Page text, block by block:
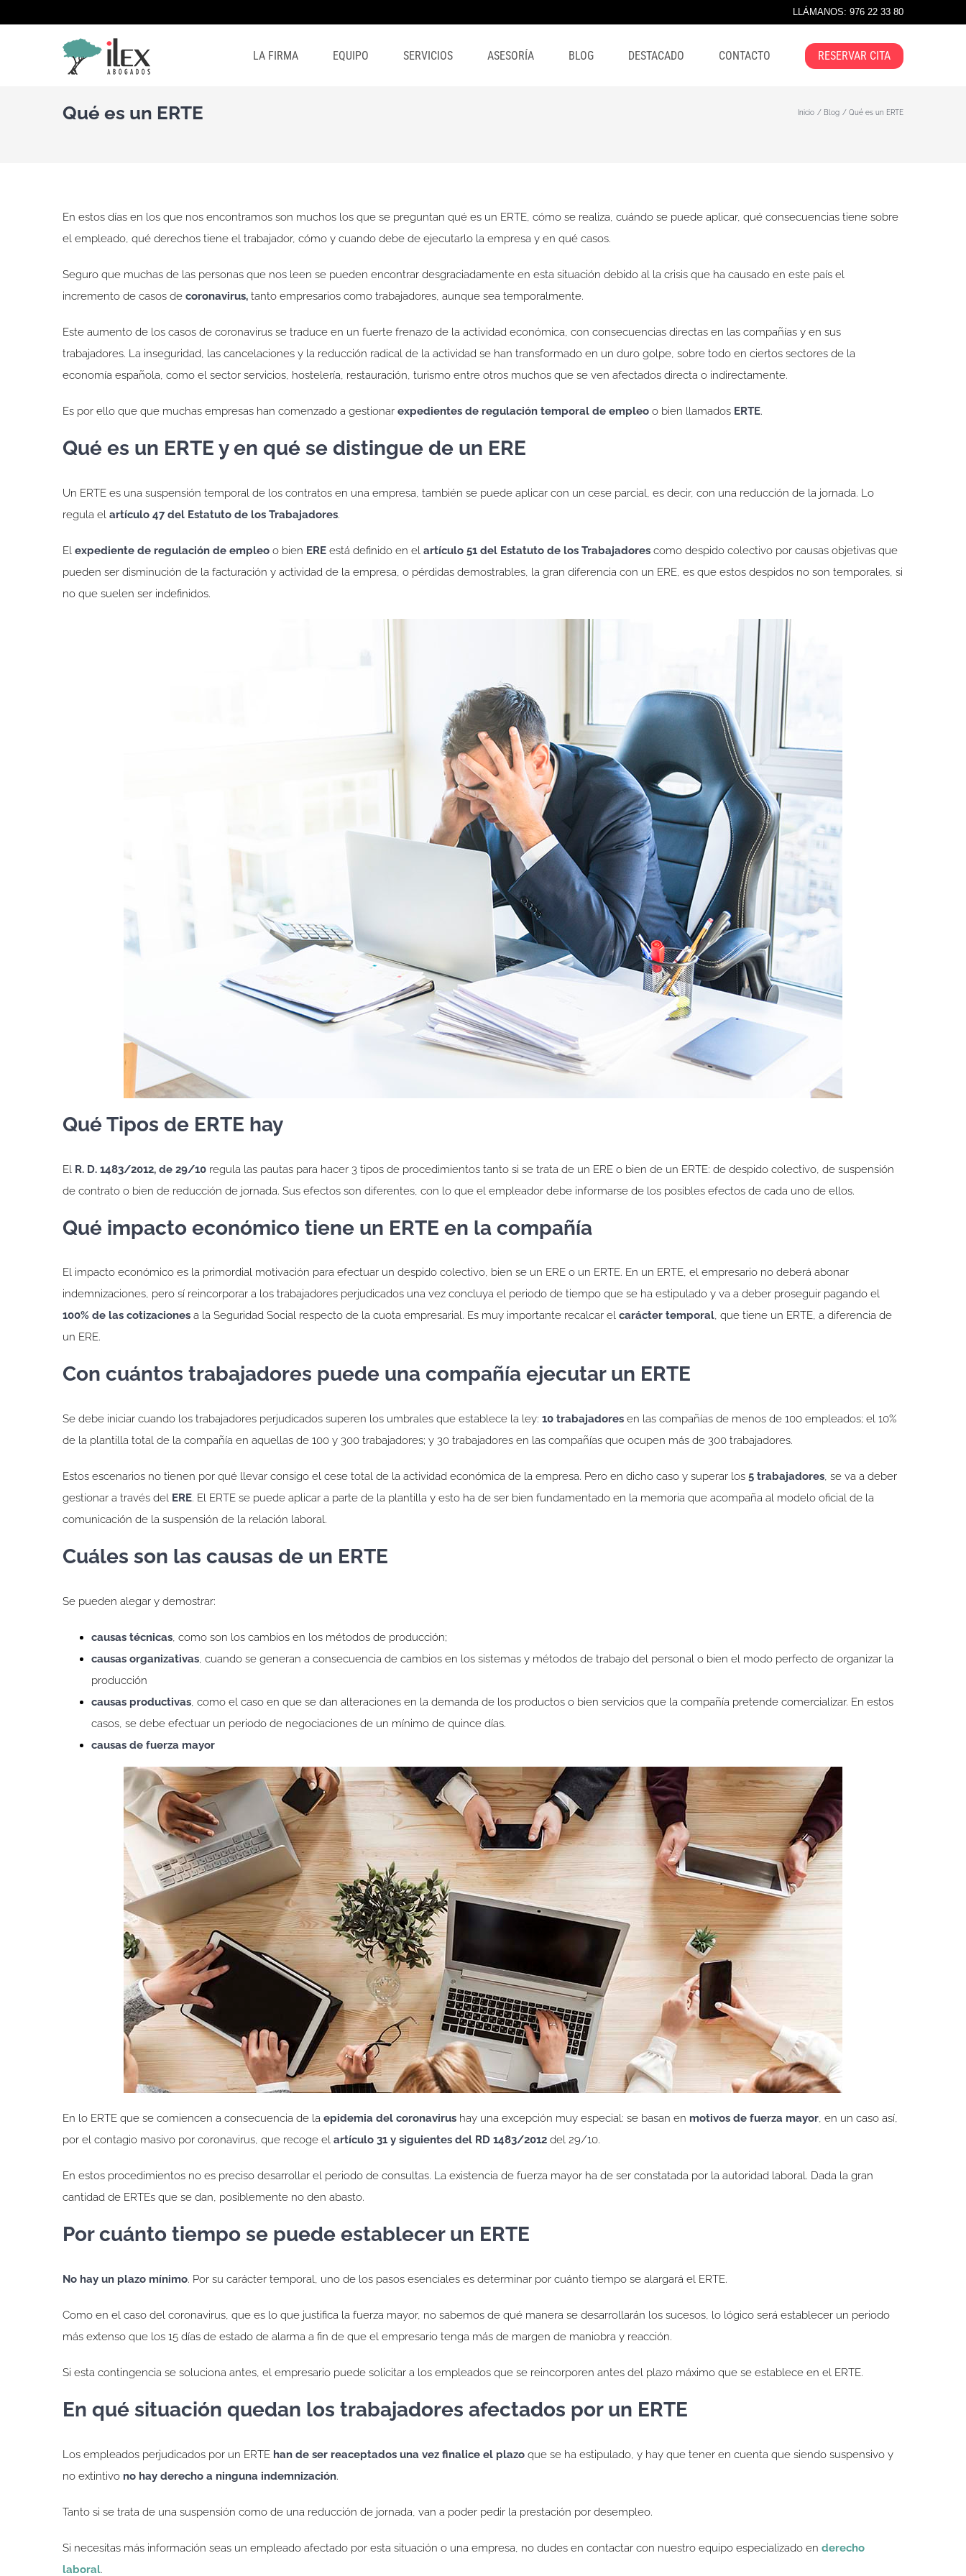
LLÁMANOS: 976 22 33 80
LA FIRMA EQUIPO SERVICIOS ASESORÍA BLOG DESTACADO CONTACTO RESERVAR CITA
Qué es un ERTE Inicio Blog Qué es un ERTE
En estos días en los que nos encontramos son muchos los que se preguntan qué es un ERTE, cómo se realiza, cuándo se puede aplicar, qué consecuencias tiene sobre
el empleado, qué derechos tiene el trabajador, cómo y cuando debe de ejecutarlo la empresa y en qué casos.
Seguro que muchas de las personas que nos leen se pueden encontrar desgraciadamente en esta situación debido al la crisis que ha causado en este país el
incremento de casos de coronavirus, tanto empresarios como trabajadores, aunque sea temporalmente.
Este aumento de los casos de coronavirus se traduce en un fuerte frenazo de la actividad económica, con consecuencias directas en las compañías y en sus
trabajadores. La inseguridad, las cancelaciones y la reducción radical de la actividad se han transformado en un duro golpe, sobre todo en ciertos sectores de la
economía española, como el sector servicios, hostelería, restauración, turismo entre otros muchos que se ven afectados directa o indirectamente.
Es por ello que que muchas empresas han comenzado a gestionar expedientes de regulación temporal de empleo o bien llamados ERTE.
Qué es un ERTE y en qué se distingue de un ERE
Un ERTE es una suspensión temporal de los contratos en una empresa, también se puede aplicar con un cese parcial, es decir, con una reducción de la jornada. Lo
regula el artículo 47 del Estatuto de los Trabajadores.
El expediente de regulación de empleo o bien ERE está definido en el artículo 51 del Estatuto de los Trabajadores como despido colectivo por causas objetivas que
pueden ser disminución de la facturación y actividad de la empresa, o pérdidas demostrables, la gran diferencia con un ERE, es que estos despidos no son temporales, si
no que suelen ser indefinidos.
Qué Tipos de ERTE hay
El R. D. 1483/2012, de 29/10 regula las pautas para hacer 3 tipos de procedimientos tanto si se trata de un ERE o bien de un ERTE: de despido colectivo, de suspensión
de contrato o bien de reducción de jornada. Sus efectos son diferentes, con lo que el empleador debe informarse de los posibles efectos de cada uno de ellos.
Qué impacto económico tiene un ERTE en la compañía
El impacto económico es la primordial motivación para efectuar un despido colectivo, bien se un ERE o un ERTE. En un ERTE, el empresario no deberá abonar
indemnizaciones, pero sí reincorporar a los trabajadores perjudicados una vez concluya el periodo de tiempo que se ha estipulado y va a deber proseguir pagando el
100% de las cotizaciones a la Seguridad Social respecto de la cuota empresarial. Es muy importante recalcar el carácter temporal, que tiene un ERTE, a diferencia de
un ERE.
Con cuántos trabajadores puede una compañía ejecutar un ERTE
Se debe iniciar cuando los trabajadores perjudicados superen los umbrales que establece la ley: 10 trabajadores en las compañías de menos de 100 empleados; el 10%
de la plantilla total de la compañía en aquellas de 100 y 300 trabajadores; y 30 trabajadores en las compañías que ocupen más de 300 trabajadores.
Estos escenarios no tienen por qué llevar consigo el cese total de la actividad económica de la empresa. Pero en dicho caso y superar los 5 trabajadores, se va a deber
gestionar a través del ERE. El ERTE se puede aplicar a parte de la plantilla y esto ha de ser bien fundamentado en la memoria que acompaña al modelo oficial de la
comunicación de la suspensión de la relación laboral.
Cuáles son las causas de un ERTE
Se pueden alegar y demostrar:
causas técnicas, como son los cambios en los métodos de producción;
causas organizativas, cuando se generan a consecuencia de cambios en los sistemas y métodos de trabajo del personal o bien el modo perfecto de organizar la
producción
causas productivas, como el caso en que se dan alteraciones en la demanda de los productos o bien servicios que la compañía pretende comercializar. En estos
casos, se debe efectuar un periodo de negociaciones de un mínimo de quince días.
causas de fuerza mayor
En lo ERTE que se comiencen a consecuencia de la epidemia del coronavirus hay una excepción muy especial: se basan en motivos de fuerza mayor, en un caso así,
por el contagio masivo por coronavirus, que recoge el artículo 31 y siguientes del RD 1483/2012 del 29/10.
En estos procedimientos no es preciso desarrollar el periodo de consultas. La existencia de fuerza mayor ha de ser constatada por la autoridad laboral. Dada la gran
cantidad de ERTEs que se dan, posiblemente no den abasto.
Por cuánto tiempo se puede establecer un ERTE
No hay un plazo mínimo. Por su carácter temporal, uno de los pasos esenciales es determinar por cuánto tiempo se alargará el ERTE.
Como en el caso del coronavirus, que es lo que justifica la fuerza mayor, no sabemos de qué manera se desarrollarán los sucesos, lo lógico será establecer un periodo
más extenso que los 15 días de estado de alarma a fin de que el empresario tenga más de margen de maniobra y reacción.
Si esta contingencia se soluciona antes, el empresario puede solicitar a los empleados que se reincorporen antes del plazo máximo que se establece en el ERTE.
En qué situación quedan los trabajadores afectados por un ERTE
Los empleados perjudicados por un ERTE han de ser reaceptados una vez finalice el plazo que se ha estipulado, y hay que tener en cuenta que siendo suspensivo y
no extintivo no hay derecho a ninguna indemnización.
Tanto si se trata de una suspensión como de una reducción de jornada, van a poder pedir la prestación por desempleo.
Si necesitas más información seas un empleado afectado por esta situación o una empresa, no dudes en contactar con nuestro equipo especializado en derecho
laboral.